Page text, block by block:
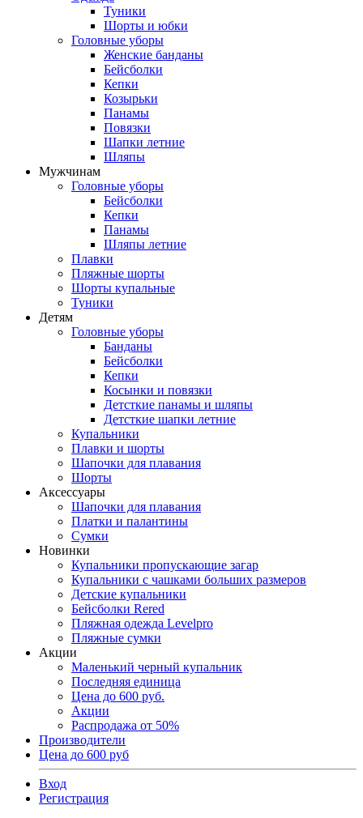
Туники
Шорты и юбки
Головные уборы
Женские банданы
Бейсболки
Кепки
Козырьки
Панамы
Повязки
Шапки летние
Шляпы
Мужчинам
Головные уборы
Бейсболки
Кепки
Панамы
Шляпы летние
Плавки
Пляжные шорты
Шорты купальные
Туники
Детям
Головные уборы
Банданы
Бейсболки
Кепки
Косынки и повязки
Детсткие панамы и шляпы
Детсткие шапки летние
Купальники
Плавки и шорты
Шапочки для плавания
Шорты
Аксессуары
Шапочки для плавания
Платки и палантины
Сумки
Новинки
Купальники пропускающие загар
Купальники с чашками больших размеров
Детские купальники
Бейсболки Rered
Пляжная одежда Levelpro
Пляжные сумки
Акции
Маленький черный купальник
Последняя единица
Цена до 600 руб.
Акции
Распродажа от 50%
Производители
Цена до 600 руб
Вход
Регистрация